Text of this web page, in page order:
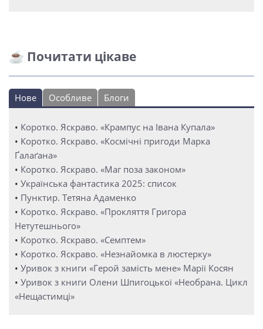
☕ Почитати цікаве
Нове Особливе Блоги
• Коротко. Яскраво. «Крампус на Івана Купала»
• Коротко. Яскраво. «Космічні пригоди Марка
Ґалаґана»
• Коротко. Яскраво. «Маг поза законом»
• Українська фантастика 2025: список
• Пунктир. Тетяна Адаменко
• Коротко. Яскраво. «Прокляття Григора
Нетутешнього»
• Коротко. Яскраво. «Семптем»
• Коротко. Яскраво. «Незнайомка в люстерку»
• Уривок з книги «Герой замість мене» Марії Косян
• Уривок з книги Олени Шпигоцької «Необрана. Цикл
«Нещастимці»